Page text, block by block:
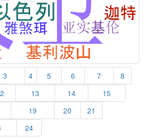
3 4 5 6 7
8
13 14
15
19 20
21
24